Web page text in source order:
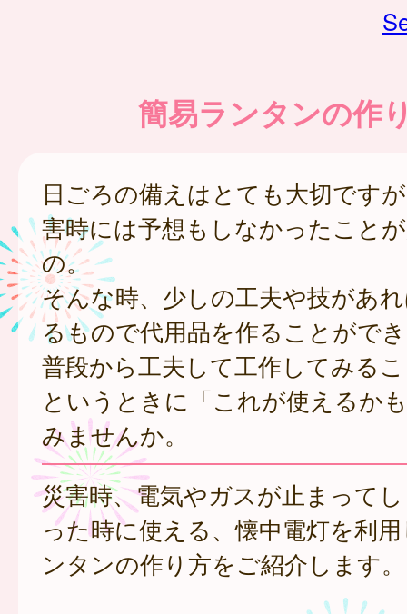
簡易ランタンの作
日ごろの備えはとても大切です
害時には予想もしなかったこと
の。
そんな時、少しの工夫や技があ
るもので代用品を作ることがで
普段から工夫して工作してみる
というときに「これが使えるか
みませんか。
災害時、電気やガスが止まって
った時に使える、懐中電灯を利
ンタンの作り方をご紹介します。